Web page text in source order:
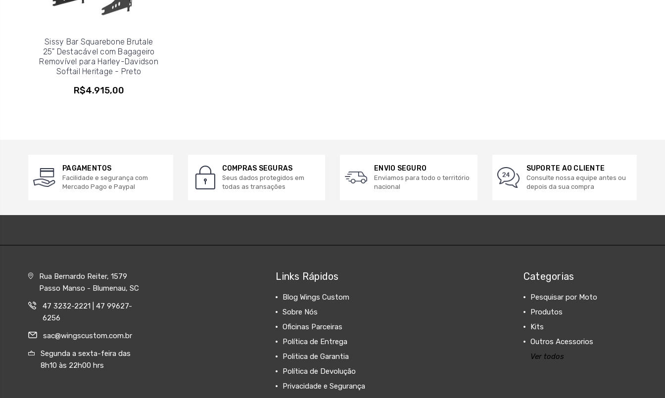
Sissy Bar Squarebone Brutale
25" Destacável com Bagageiro
Removível para Harley-Davidson
Softail Heritage - Preto
R$4.915,00
PAGAMENTOS
Facilidade e segurança com
Mercado Pago e Paypal
COMPRAS SEGURAS
Seus dados protegidos em
todas as transações
ENVIO SEGURO
Enviamos para todo o território
nacional
SUPORTE AO CLIENTE
Consulte nossa equipe antes ou
depois da sua compra
Rua Bernardo Reiter, 1579
Passo Manso - Blumenau, SC
47 3232-2221 | 47 99627-
6256
sac@wingscustom.com.br
Segunda a sexta-feira das
8h10 às 22h00 hrs
Links Rápidos
Blog Wings Custom
Sobre Nós
Oficinas Parceiras
Política de Entrega
Politica de Garantia
Política de Devolução
Privacidade e Segurança
Categorias
Pesquisar por Moto
Produtos
Kits
Outros Acessorios
Ver todos